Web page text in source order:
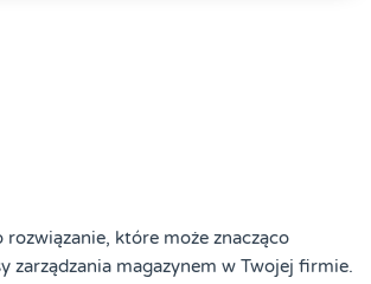
które może znacząco
zarządzania magazynem w Twojej firmie.